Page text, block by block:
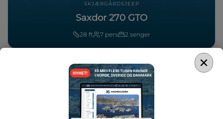
SKJÆRGÅRDSJEEP
Saxdor 270 GTO
28 ft 7 pers 2 senger
×